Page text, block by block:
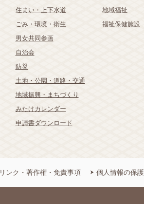
住まい・上下水道
ごみ・環境・衛生
男女共同参画
自治会
防災
土地・公園・道路・交通
地域振興・まちづくり
みたけカレンダー
申請書ダウンロード
地域福祉
福祉保健施設
リンク・著作権・免責事項 個人情報の保護